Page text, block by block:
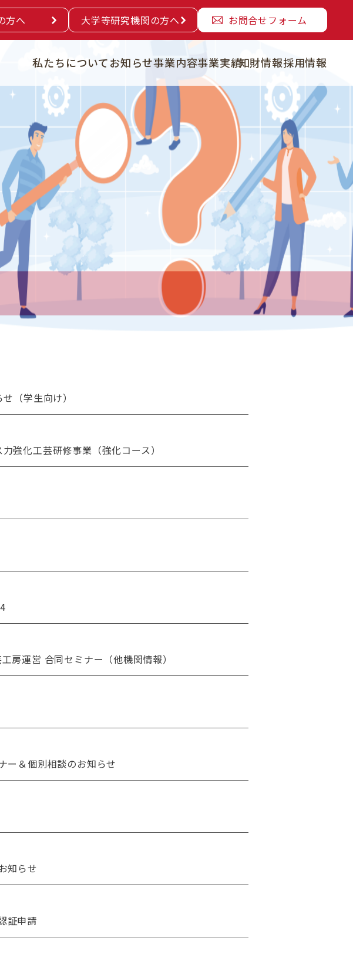
私たちについてお知らせ事業内容事業実績知財情報採用情報
方へ 大学等研究機関の方へ お問合せフォーム
（学生向け）
強化工芸研修事業（強化コース）
房運営 合同セミナー（他機関情報）
ー＆個別相談のお知らせ
知らせ
証申請